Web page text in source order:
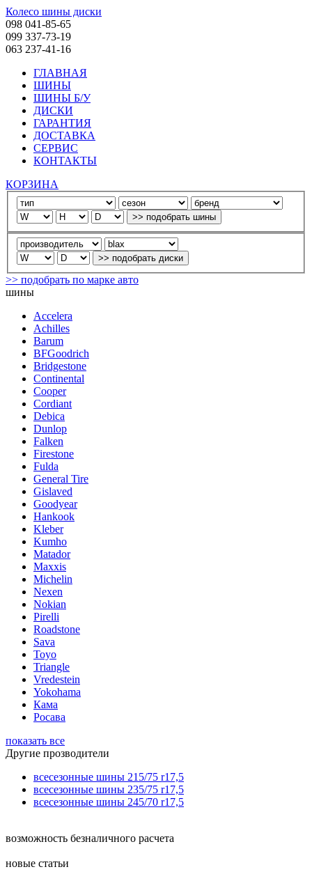
Колесо шины диски
098 041-85-65
099 337-73-19
063 237-41-16
ГЛАВНАЯ
ШИНЫ
ШИНЫ Б/У
ДИСКИ
ГАРАНТИЯ
ДОСТАВКА
СЕРВИС
КОНТАКТЫ
КОРЗИНА
>> подобрать по марке авто
шины
Accelera
Achilles
Barum
BFGoodrich
Bridgestone
Continental
Cooper
Cordiant
Debica
Dunlop
Falken
Firestone
Fulda
General Tire
Gislaved
Goodyear
Hankook
Kleber
Kumho
Matador
Maxxis
Michelin
Nexen
Nokian
Pirelli
Roadstone
Sava
Toyo
Triangle
Vredestein
Yokohama
Кама
Росава
показать все
Другие прозводители
всесезонные шины 215/75 r17,5
всесезонные шины 235/75 r17,5
всесезонные шины 245/70 r17,5
возможность безналичного расчета
новые статьи